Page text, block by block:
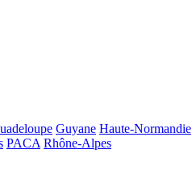
Guyane Haute-Normandie
PACA Rhône-Alpes